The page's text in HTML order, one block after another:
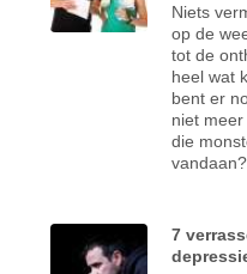
Niets
op de
tot de
heel wat
bent er
niet
die
vandaan?
7